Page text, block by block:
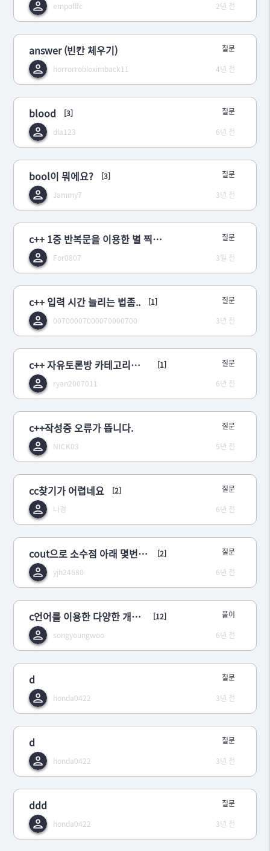
empoflfc
2년 전
answer (빈칸 체우기)
horrorrobloximback11
질문
4년 전
blood
[3]
dla123
질문
6년 전
bool이 뭐에요?
[3]
Jammy7
질문
3년 전
c++ 1중 반복문을 이용한 별 찍기 - 3 몰르겠어요
For0807
질문
3일 전
c++ 입력 시간 늘리는 법좀..
[1]
00700007000070000700
질문
3년 전
c++ 자유토론방 카테고리를 만들어주세요.
[1]
ryan2007011
질문
6년 전
c++작성중 오류가 뜹니다.
NICK03
질문
5년 전
cc찾기가 어렵네요
[2]
나경
질문
6년 전
cout으로 소수점 아래 몇번재까지 출력하는 방법
[2]
yjh24680
질문
6년 전
c언어를 이용한 다양한 개념의 활용****
[12]
songyoungwoo
풀이
6년 전
d
honda0422
질문
3년 전
d
honda0422
질문
3년 전
ddd
honda0422
질문
3년 전